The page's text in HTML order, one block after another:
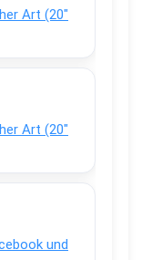
Art (20″
Art (20″
und